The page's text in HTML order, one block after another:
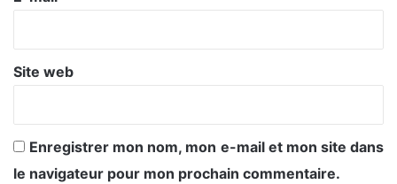
Site web
Enregistrer mon nom, mon e-mail et mon site dans
le navigateur pour mon prochain commentaire.